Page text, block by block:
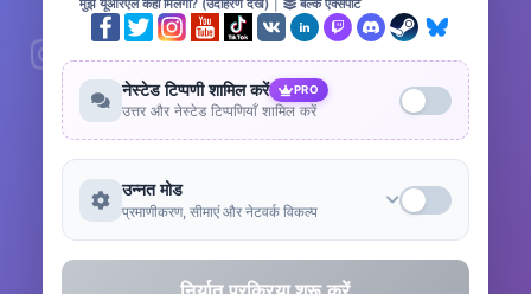
मुझे यूआरएल कहां मिलेगा? (उदाहरण देखें) बल्क एक्सपोर्ट
नेस्टेड टिप्पणी शामिल करें PRO
उत्तर और नेस्टेड टिप्पणियाँ शामिल करें
उन्नत मोड
प्रमाणीकरण, सीमाएं और नेटवर्क विकल्प